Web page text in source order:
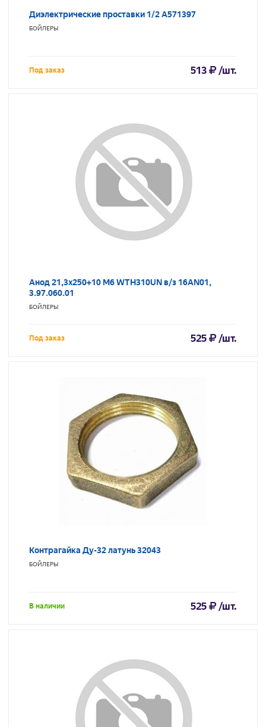
Диэлектрические проставки 1/2 A571397
БОЙЛЕРЫ
Под заказ 513 /шт.
Анод 21,3х250+10 M6 WTH310UN в/з 16AN01,
3.97.060.01
БОЙЛЕРЫ
Под заказ 525 /шт.
Контрагайка Ду-32 латунь 32043
БОЙЛЕРЫ
В наличии 525 /шт.